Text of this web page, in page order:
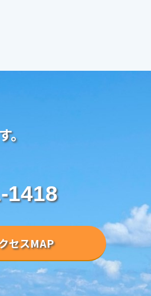
。
1418
セスMAP